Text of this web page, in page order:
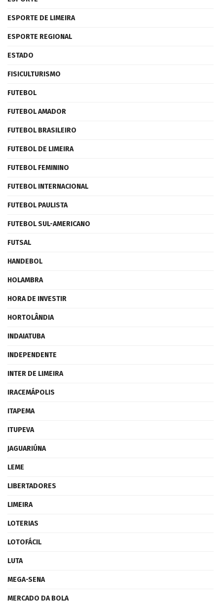
ESPORTE DE LIMEIRA
ESPORTE REGIONAL
ESTADO
FISICULTURISMO
FUTEBOL
FUTEBOL AMADOR
FUTEBOL BRASILEIRO
FUTEBOL DE LIMEIRA
FUTEBOL FEMININO
FUTEBOL INTERNACIONAL
FUTEBOL PAULISTA
FUTEBOL SUL-AMERICANO
FUTSAL
HANDEBOL
HOLAMBRA
HORA DE INVESTIR
HORTOLÂNDIA
INDAIATUBA
INDEPENDENTE
INTER DE LIMEIRA
IRACEMÁPOLIS
ITAPEMA
ITUPEVA
JAGUARIÚNA
LEME
LIBERTADORES
LIMEIRA
LOTERIAS
LOTOFÁCIL
LUTA
MEGA-SENA
MERCADO DA BOLA